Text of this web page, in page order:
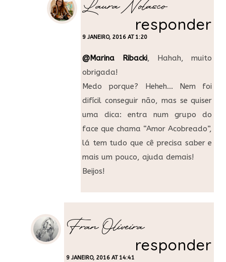
Laura Nolasco
9 JANEIRO, 2016 AT 1:20
responder
@Marina Ribacki, Hahah, muito
obrigada!
Medo porque? Heheh… Nem foi
difícil conseguir não, mas se quiser
uma dica: entra num grupo do
face que chama “Amor Acobreado”,
lá tem tudo que cê precisa saber e
mais um pouco, ajuda demais!
Beijos!
Fran Oliveira
9 JANEIRO, 2016 AT 14:41
responder